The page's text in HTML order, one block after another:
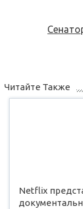
Читайте Также
Netflix